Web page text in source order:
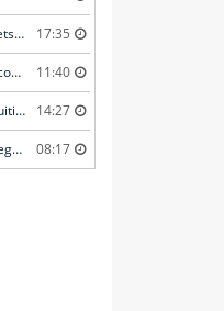
Automobilist rijdt door na aanrijding met fietster in Amersfoort 17:35
Afslaande fietser gewond bij botsing met scooterrijder in Katwijk 11:40
Botsing tussen voertuigen leidt tot wegafsluiting in Ommen 14:27
Explosief aangetroffen bij woning in Nieuwegein 08:17